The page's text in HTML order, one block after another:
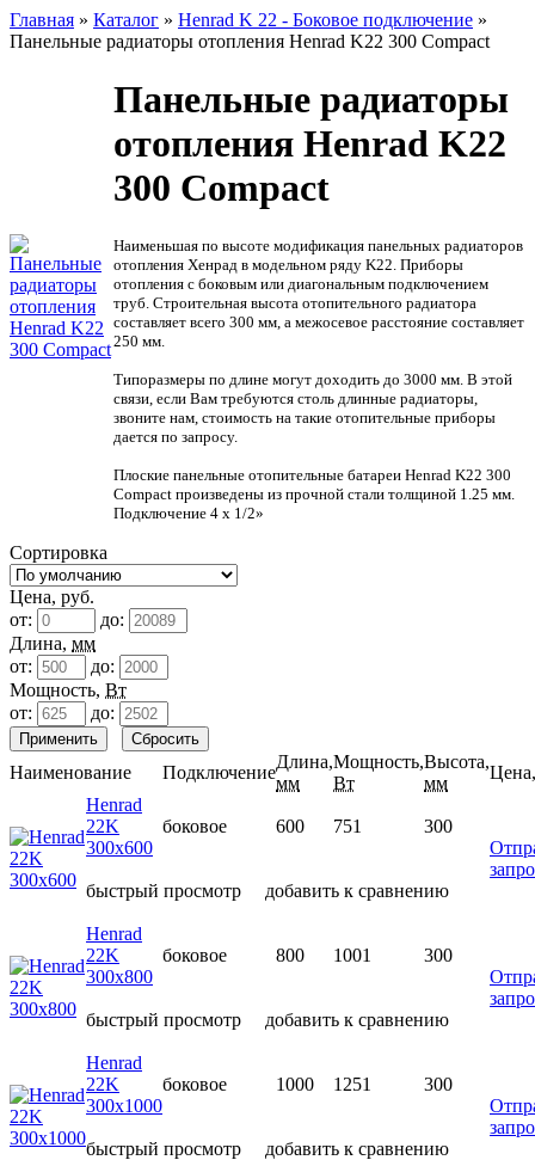
Главная » Каталог » Henrad K 22 - Боковое подключение »
Панельные радиаторы отопления Henrad K22 300 Compact
Панельные радиаторы
отопления Henrad K22
300 Compact
Наименьшая по высоте модификация панельных радиаторов
отопления Хенрад в модельном ряду K22. Приборы
отопления с боковым или диагональным подключением
труб. Строительная высота отопительного радиатора
составляет всего 300 мм, а межосевое расстояние составляет
250 мм.
Типоразмеры по длине могут доходить до 3000 мм. В этой
связи, если Вам требуются столь длинные радиаторы,
звоните нам, стоимость на такие отопительные приборы
дается по запросу.
Плоские панельные отопительные батареи Henrad K22 300
Compact произведены из прочной стали толщиной 1.25 мм.
Подключение 4 х 1/2»
Сортировка
Цена, руб.
от:
до:
Длина, мм
от:
до:
Мощность, Вт
от:
до:
Наименование Подключение
Длина,
мм
Мощность,
Вт
Высота,
мм
Henrad
22K
300х600
боковое 600 751
300
быстрый просмотр
добавить к сравнению
Henrad
22K
300х800
боковое 800 1001
300
быстрый просмотр
добавить к сравнению
Henrad
22K
300х1000
боковое 1000 1251
300
быстрый просмотр
добавить к сравнению